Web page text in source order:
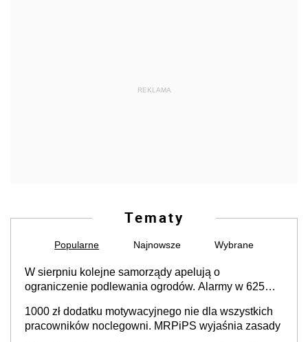
REKLAMA
Tematy
Popularne Najnowsze Wybrane
W sierpniu kolejne samorządy apelują o
ograniczenie podlewania ogrodów. Alarmy w 625
cały kraj
1000 zł dodatku motywacyjnego nie dla wszystkich
pracowników noclegowni. MRPiPS wyjaśnia zasady